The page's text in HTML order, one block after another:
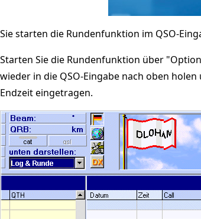
Sie starten die Rundenfunktion im QSO-
Starten Sie die Rundenfunktion über
wieder in die QSO-Eingabe nach oben
Endzeit eingetragen.